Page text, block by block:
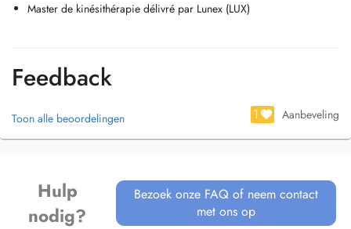
Master de kinésithérapie délivré par Lunex (LUX)
Feedback
Toon alle beoordelingen 1 Aanbeveling
Hulp
nodig?
Bezoek onze FAQ of neem contact
met ons op